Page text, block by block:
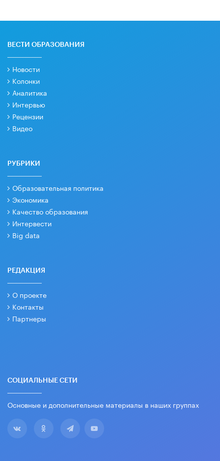
ВЕСТИ ОБРАЗОВАНИЯ
Новости
Колонки
Аналитика
Интервью
Рецензии
Видео
РУБРИКИ
Образовательная политика
Экономика
Качество образования
Интервести
Big data
РЕДАКЦИЯ
О проекте
Контакты
Партнеры
СОЦИАЛЬНЫЕ СЕТИ
Основные и дополнительные материалы в наших группах